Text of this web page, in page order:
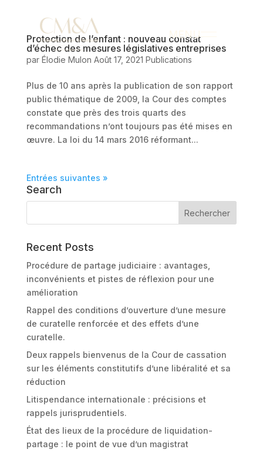
MENU
Protection de l’enfant : nouveau constat
d’échec des mesures législatives entreprises
par Élodie Mulon Août 17, 2021 Publications
Plus de 10 ans après la publication de son rapport
public thématique de 2009, la Cour des comptes
constate que près des trois quarts des
recommandations n’ont toujours pas été mises en
œuvre. La loi du 14 mars 2016 réformant...
Entrées suivantes »
Search
Recent Posts
Procédure de partage judiciaire : avantages,
inconvénients et pistes de réflexion pour une
amélioration
Rappel des conditions d’ouverture d’une mesure
de curatelle renforcée et des effets d’une
curatelle.
Deux rappels bienvenus de la Cour de cassation
sur les éléments constitutifs d’une libéralité et sa
réduction
Litispendance internationale : précisions et
rappels jurisprudentiels.
État des lieux de la procédure de liquidation-
partage : le point de vue d’un magistrat